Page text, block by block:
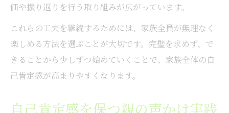
価や振り返りを行う取り組みが広がっています。
これらの工夫を継続するためには、家族全員が無理なく
楽しめる方法を選ぶことが大切です。完璧を求めず、で
きることから少しずつ始めていくことで、家族全体の自
己肯定感が高まりやすくなります。
自己肯定感を保つ親の声かけ実践